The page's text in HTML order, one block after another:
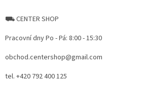
⛟ CENTER SHOP
Pracovní dny Po - Pá: 8:00 - 15:30
obchod.centershop@gmail.com
tel. +420 792 400 125